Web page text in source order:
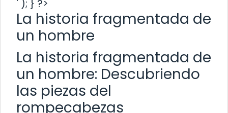
' ); } ?>
La historia fragmentada de
un hombre
La historia fragmentada de
un hombre: Descubriendo
las piezas del
rompecabezas